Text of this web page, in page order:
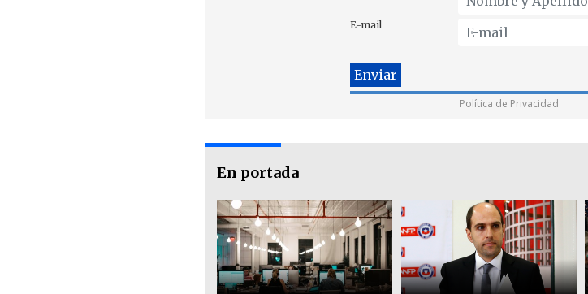
E-mail
Política de Privacidad
En portada